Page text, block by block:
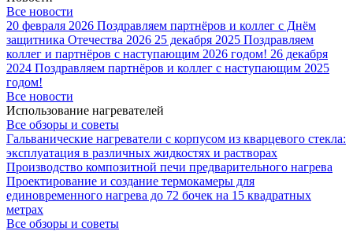
Все новости
20 февраля 2026 Поздравляем партнёров и коллег с Днём
защитника Отечества 2026 25 декабря 2025 Поздравляем
коллег и партнёров с наступающим 2026 годом! 26 декабря
2024 Поздравляем партнёров и коллег с наступающим 2025
годом!
Все новости
Использование нагревателей
Все обзоры и советы
Гальванические нагреватели с корпусом из кварцевого стекла:
эксплуатация в различных жидкостях и растворах
Производство композитной печи предварительного нагрева
Проектирование и создание термокамеры для
единовременного нагрева до 72 бочек на 15 квадратных
метрах
Все обзоры и советы